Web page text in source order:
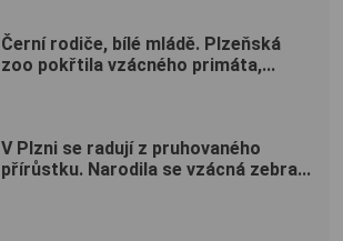
Černí rodiče, bílé mládě. Plzeňská
zoo pokřtila vzácného primáta,...
V Plzni se radují z pruhovaného
přírůstku. Narodila se vzácná zebra...